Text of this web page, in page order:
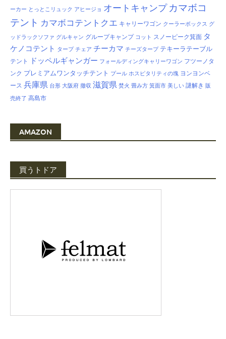
ーカー とっとこリュック アヒージョ オートキャンプ カマボコ
テント カマボコテントクエ キャリーワゴン クーラーボックス グ
ッドラックソファ グルキャン グループキャンプ コット スノーピーク箕面 タ
ケノコテント タープ チェア チーカマ チーズタープ テキーラテーブル
テント ドッペルギャンガー フォールディングキャリーワゴン フツーノタ
ンク プレミアムワンタッチテント プール ホスピタリティの塊 ヨンヨンベ
ース 兵庫県 台形 大阪府 撤収 滋賀県 焚火 畳み方 箕面市 美しい 謎解き 販
売終了 高島市
AMAZON
買うトドア